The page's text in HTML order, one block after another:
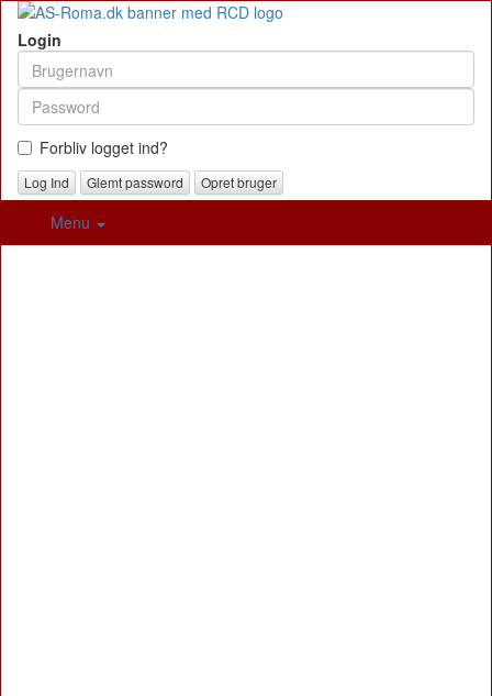
Login
Forbliv logget ind?
Glemt password Opret bruger
Menu